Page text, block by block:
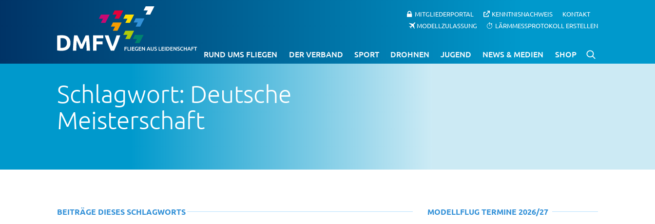
MITGLIEDERPORTAL KENNTNISNACHWEIS
KONTAKT
MODELLZULASSUNG
LÄRMMESSPROTOKOLL ERSTELLEN
RUND UMS FLIEGEN DER VERBAND SPORT DROHNEN JUGEND NEWS & MEDIEN SHOP
Schlagwort: Deutsche
Meisterschaft
BEITRÄGE DIESES SCHLAGWORTS MODELLFLUG TERMINE 2026/27